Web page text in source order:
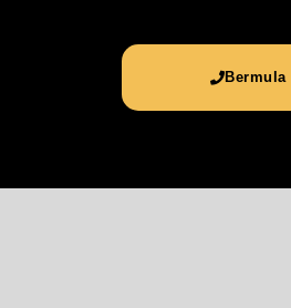
Bermula